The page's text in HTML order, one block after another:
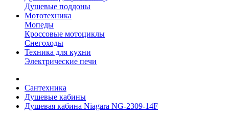
Душевые поддоны
Мототехника
Мопеды
Кроссовые мотоциклы
Снегоходы
Техника для кухни
Электрические печи
Сантехника
Душевые кабины
Душевая кабина Niagara NG-2309-14F